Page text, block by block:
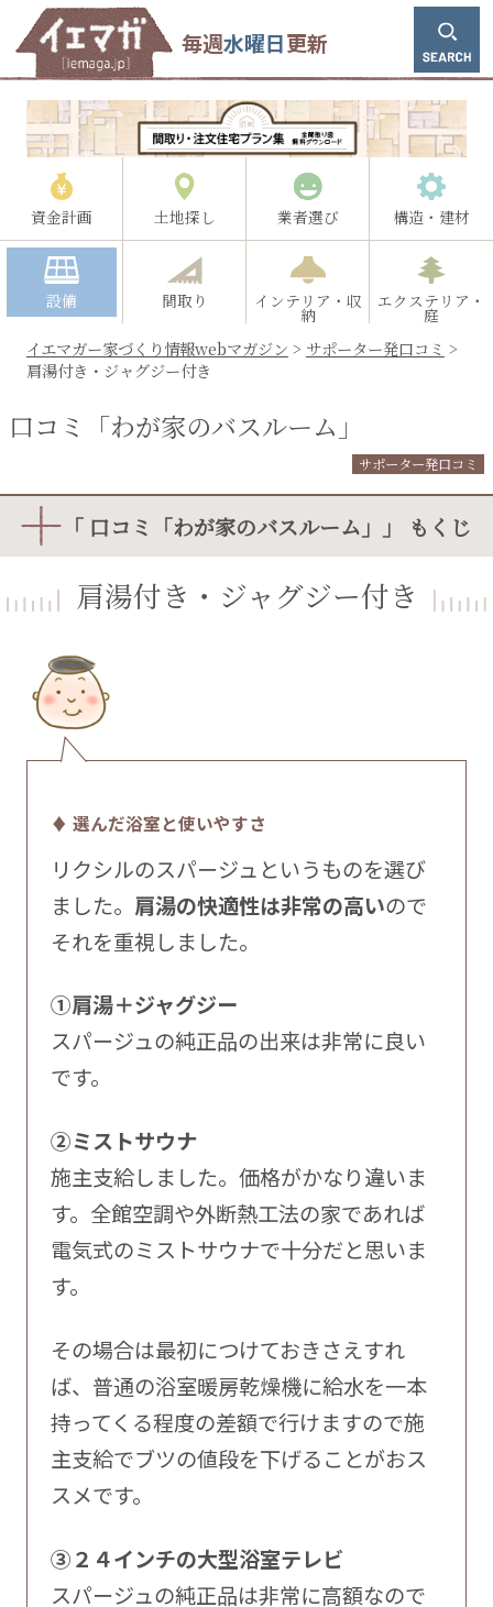
毎週水曜日更新
資金計画 土地探し 業者選び 構造・建材
設備 間取り インテリア・収
納
エクステリア・
庭
イエマガー家づくり情報webマガジン > サポーター発口コミ >
肩湯付き・ジャグジー付き
口コミ「わが家のバスルーム」
サポーター発口コミ
「 口コミ「わが家のバスルーム」」 もくじ
肩湯付き・ジャグジー付き
♦ 選んだ浴室と使いやすさ
リクシルのスパージュというものを選び
ました。 肩湯の快適性は非常の高いので
それを重視しました。
①肩湯＋ジャグジー
スパージュの純正品の出来は非常に良い
です。
②ミストサウナ
施主支給しました。価格がかなり違いま
す。全館空調や外断熱工法の家であれば
電気式のミストサウナで十分だと思いま
す。
その場合は最初につけておきさえすれ
ば、普通の浴室暖房乾燥機に給水を一本
持ってくる程度の差額で行けますので施
主支給でブツの値段を下げることがおス
スメです。
③２４インチの大型浴室テレビ
スパージュの純正品は非常に高額なので